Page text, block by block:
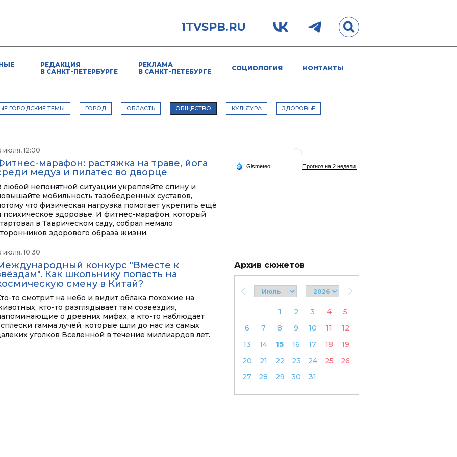
1TVSPB.RU
РЕДАКЦИЯ
В САНКТ-ПЕТЕРБУРГЕ
РЕКЛАМА
В САНКТ-ПЕТЕБУРГЕ
СОЦИОЛОГИЯ КОНТАКТЫ
ГОРОДСКИЕ ТЕМЫ ГОРОД ОБЛАСТЬ ОБЩЕСТВО КУЛЬТУРА ЗДОРОВЬЕ
июля, 12:00
марафон: растяжка на траве, йога
медуз и пилатес во дворце
любой непонятной ситуации укрепляйте спину и
мобильность тазобедренных суставов,
что физическая нагрузка помогает укрепить ещё
психическое здоровье. И фитнес-марафон, который
в Таврическом саду, собрал немало
здорового образа жизни.
июля, 10:30
конкурс "Вместе к
Как школьнику попасть на
смену в Китай?
то смотрит на небо и видит облака похожие на
кто-то разглядывает там созвездия,
о древних мифах, а кто-то наблюдает
гамма лучей, которые шли до нас из самых
уголков Вселенной в течение миллиардов лет.
Архив сюжетов
1 2 3 4
5
6
7 8 9 10 11
12
13
14 15 16 17 18
19
20
21 22 23 24 25
26
27
28 29 30 31